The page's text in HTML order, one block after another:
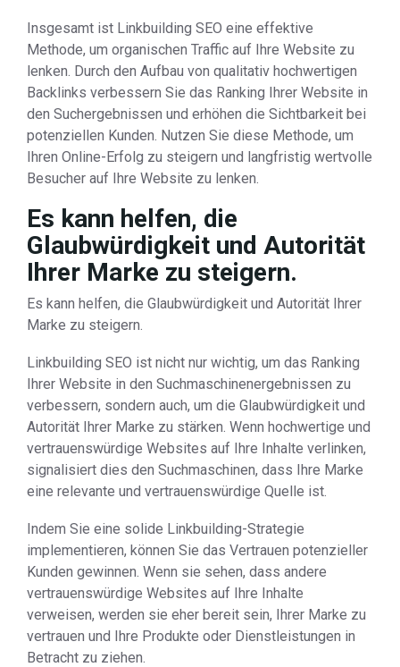
Insgesamt ist Linkbuilding SEO eine effektive
Methode, um organischen Traffic auf Ihre Website zu
lenken. Durch den Aufbau von qualitativ hochwertigen
Backlinks verbessern Sie das Ranking Ihrer Website in
den Suchergebnissen und erhöhen die Sichtbarkeit bei
potenziellen Kunden. Nutzen Sie diese Methode, um
Ihren Online-Erfolg zu steigern und langfristig wertvolle
Besucher auf Ihre Website zu lenken.
Es kann helfen, die
Glaubwürdigkeit und Autorität
Ihrer Marke zu steigern.
Es kann helfen, die Glaubwürdigkeit und Autorität Ihrer
Marke zu steigern.
Linkbuilding SEO ist nicht nur wichtig, um das Ranking
Ihrer Website in den Suchmaschinenergebnissen zu
verbessern, sondern auch, um die Glaubwürdigkeit und
Autorität Ihrer Marke zu stärken. Wenn hochwertige und
vertrauenswürdige Websites auf Ihre Inhalte verlinken,
signalisiert dies den Suchmaschinen, dass Ihre Marke
eine relevante und vertrauenswürdige Quelle ist.
Indem Sie eine solide Linkbuilding-Strategie
implementieren, können Sie das Vertrauen potenzieller
Kunden gewinnen. Wenn sie sehen, dass andere
vertrauenswürdige Websites auf Ihre Inhalte
verweisen, werden sie eher bereit sein, Ihrer Marke zu
vertrauen und Ihre Produkte oder Dienstleistungen in
Betracht zu ziehen.